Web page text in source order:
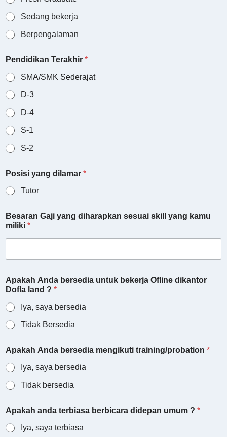
Sedang bekerja
Berpengalaman
Pendidikan Terakhir *
SMA/SMK Sederajat
D-3
D-4
S-1
S-2
a
m
a
t
a
a
d
a
Posisi yang dilamar *
Tutor
Besaran Gaji yang diharapkan sesuai skill yang kamu
miliki *
Apakah Anda bersedia untuk bekerja Ofline dikantor
Dofla land ? *
Iya, saya bersedia
Tidak Bersedia
Apakah Anda bersedia mengikuti training/probation *
Iya, saya bersedia
Tidak bersedia
Apakah anda terbiasa berbicara didepan umum ? *
Iya, saya terbiasa